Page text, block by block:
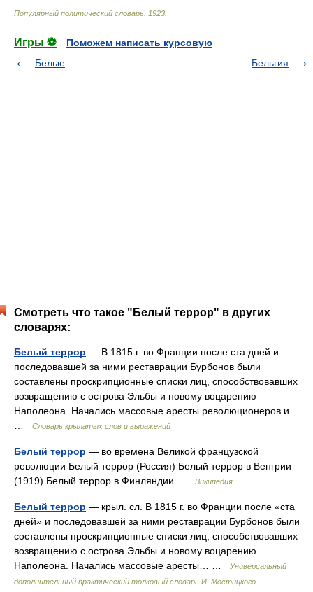
Популярный политический словарь 1923
Игры ⚽
Поможем написать курсовую
Белые
Бельгия
Смотреть что такое "Белый террор" в других
словарях:
Белый террор — В 1815 г. во Франции после ста дней и
последовавшей за ними реставрации Бурбонов были
составлены проскрипционные списки лиц, способствовавших
возвращению с острова Эльбы и новому воцарению
Наполеона. Начались массовые аресты революционеров и…
Словарь крылатых слов и выражений
Белый террор — во времена Великой французской
революции Белый террор (Россия) Белый террор в Венгрии
(1919) Белый террор в Финляндии …
Википедия
Белый террор — крыл. сл. В 1815 г. во Франции после «ста
дней» и последовавшей за ними реставрации Бурбонов были
составлены проскрипционные списки лиц, способствовавших
возвращению с острова Эльбы и новому воцарению
Наполеона. Начались массовые аресты… …
Универсальный
дополнительный практический толковый словарь И. Мостицкого